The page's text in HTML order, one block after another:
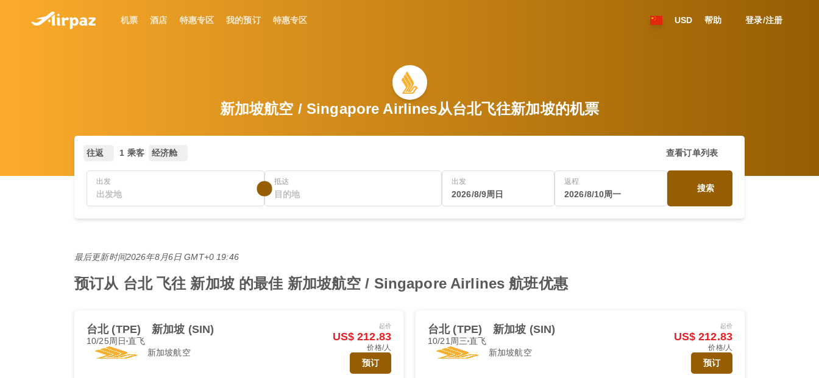
机票 酒店 特惠专区 我的预订 特惠专区 USD 帮助 登录/注册
新加坡航空 / Singapore Airlines从台北飞往新加坡的机票
往返 1 乘客 经济舱 查看订单列表
出发 抵达 出发
2026/8/9周日
返程
2026/8/10周一
搜索
最后更新时间2026年8月6日 GMT+0 19:46
预订从 台北 飞往 新加坡 的最佳 新加坡航空 / Singapore Airlines 航班优惠
台北 (TPE) 新加坡 (SIN)
10/25周日 直飞
新加坡航空
起价
US$ 212.83
价格/人
预订
台北 (TPE) 新加坡 (SIN)
10/21周三 直飞
新加坡航空
起价
US$ 212.83
价格/人
预订